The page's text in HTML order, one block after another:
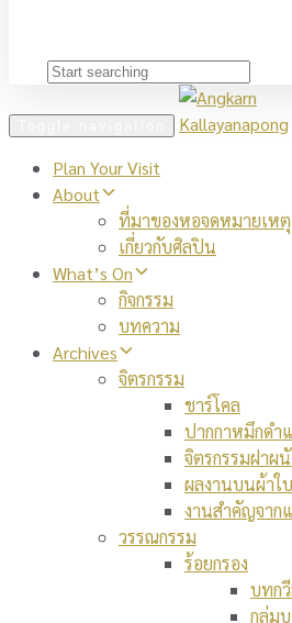
Plan Your Visit
About
ที่มาของหอจดหมายเหตุ
เกี่ยวกับศิลปิน
What’s On
กิจกรรม
บทความ
Archives
จิตรกรรม
ชาร์โคล
ปากกาหมึกดำ
จิตรกรรมฝาผนั
ผลงานบนผ้าใบ
งานสำคัญจาก
วรรณกรรม
ร้อยกรอง
บทก
กลุ่ม